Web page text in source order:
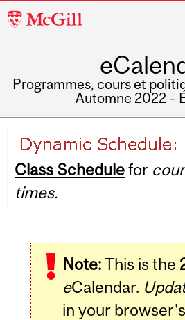
McGill
Programmes, cours et
Automne 2022 –
navigation
Class Schedulefor
times.
Note:This is the
eCalendar.
in your browser's